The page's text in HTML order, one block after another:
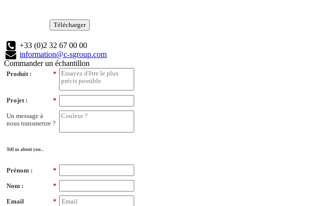
Télécharger
+33 (0)2 32 67 00 00
information@c-sgroup.com
Commander un échantillon
*
Produit :
*
Projet :
Un message à
nous transmettre ?
Tell us about you...
*
Prénom :
*
Nom :
*
Email